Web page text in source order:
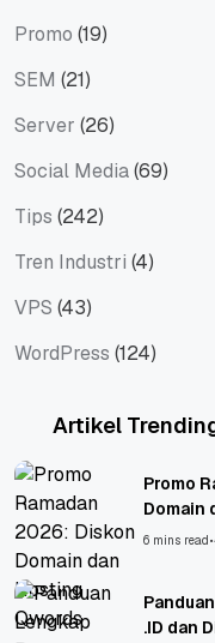
Promo (19)
SEM (21)
Server (26)
Social Media(69)
Tips (242)
Tren Industri (4)
VPS (43)
WordPress (124)
Artikel
Promo
Domain
6 mins read•
.ID dan